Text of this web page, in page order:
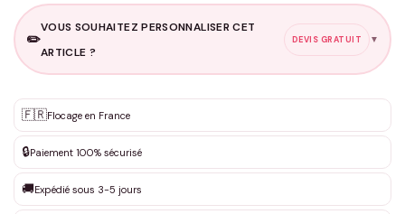
✏️
VOUS SOUHAITEZ PERSONNALISER CET
ARTICLE ?
DEVIS GRATUIT ▼
✨ Personnalisation sur mesure
DEVIS GRATUIT · Personnalisation de 3 à 10€ selon la demande
Que souhaitez-vous ?*
🇫🇷Flocage en France
🔒Paiement 100% sécurisé
🚚Expédié sous 3-5 jours